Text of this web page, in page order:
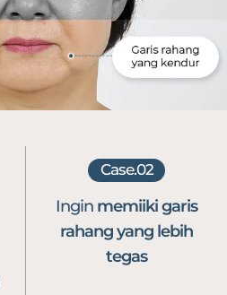
Case.02
Ingin memiikigaris
rahang yang lebih
tegas